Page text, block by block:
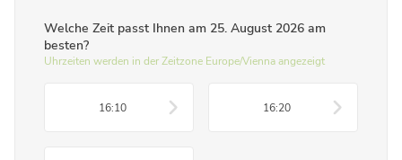
Welche Zeit passt Ihnen am 25. August 2026 am
besten?
Uhrzeiten werden in der Zeitzone Europe/Vienna angezeigt
16:10 16:20